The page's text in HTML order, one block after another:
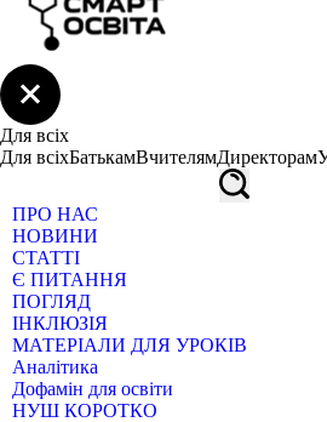
Для всіх
Для всіхБатькамВчителямДиректорам
ПРО НАС
НОВИНИ
СТАТТІ
Є ПИТАННЯ
ПОГЛЯД
ІНКЛЮЗІЯ
МАТЕРІАЛИ ДЛЯ УРОКІВ
Аналітика
Дофамін для освіти
НУШ КОРОТКО